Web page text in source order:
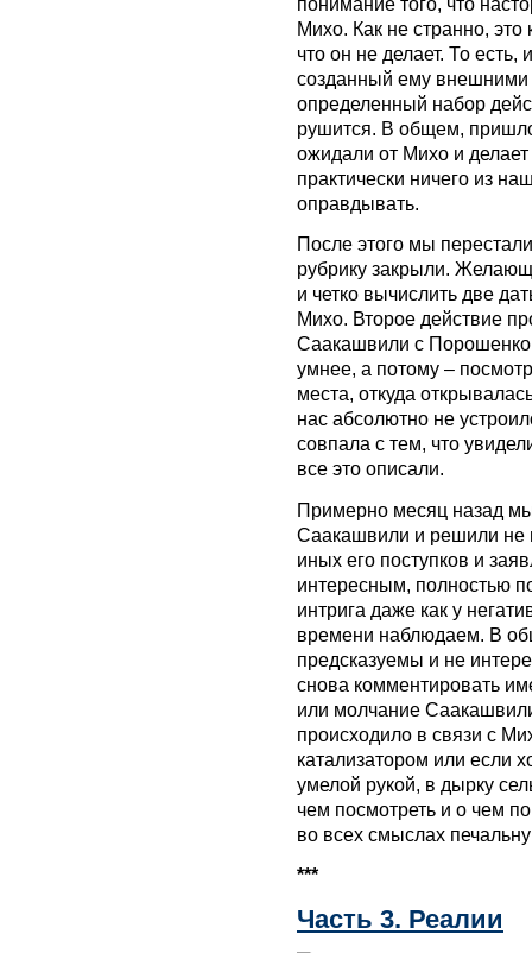
Михо. Как не странно, это
что он не делает. То
созданный ему внешними
определенный набор
рушится. В общем,
ожидали от Михо и
практически ничего из
оправдывать.
После этого мы
рубрику закрыли.
и четко вычислить две
Михо. Второе действие
Саакашвили с
умнее, а потому –
места, откуда
нас абсолютно не
совпала с тем, что
все это описали.
Примерно месяц назад
Саакашвили и решили не
иных его поступков и
интересным, полностью
интрига даже как у
времени наблюдаем. В
предсказуемы и не
снова комментировать
или молчание
происходило в связи с
катализатором или если
умелой рукой, в дырку
чем посмотреть и о чем
во всех смыслах
***
Часть 3. Реалии